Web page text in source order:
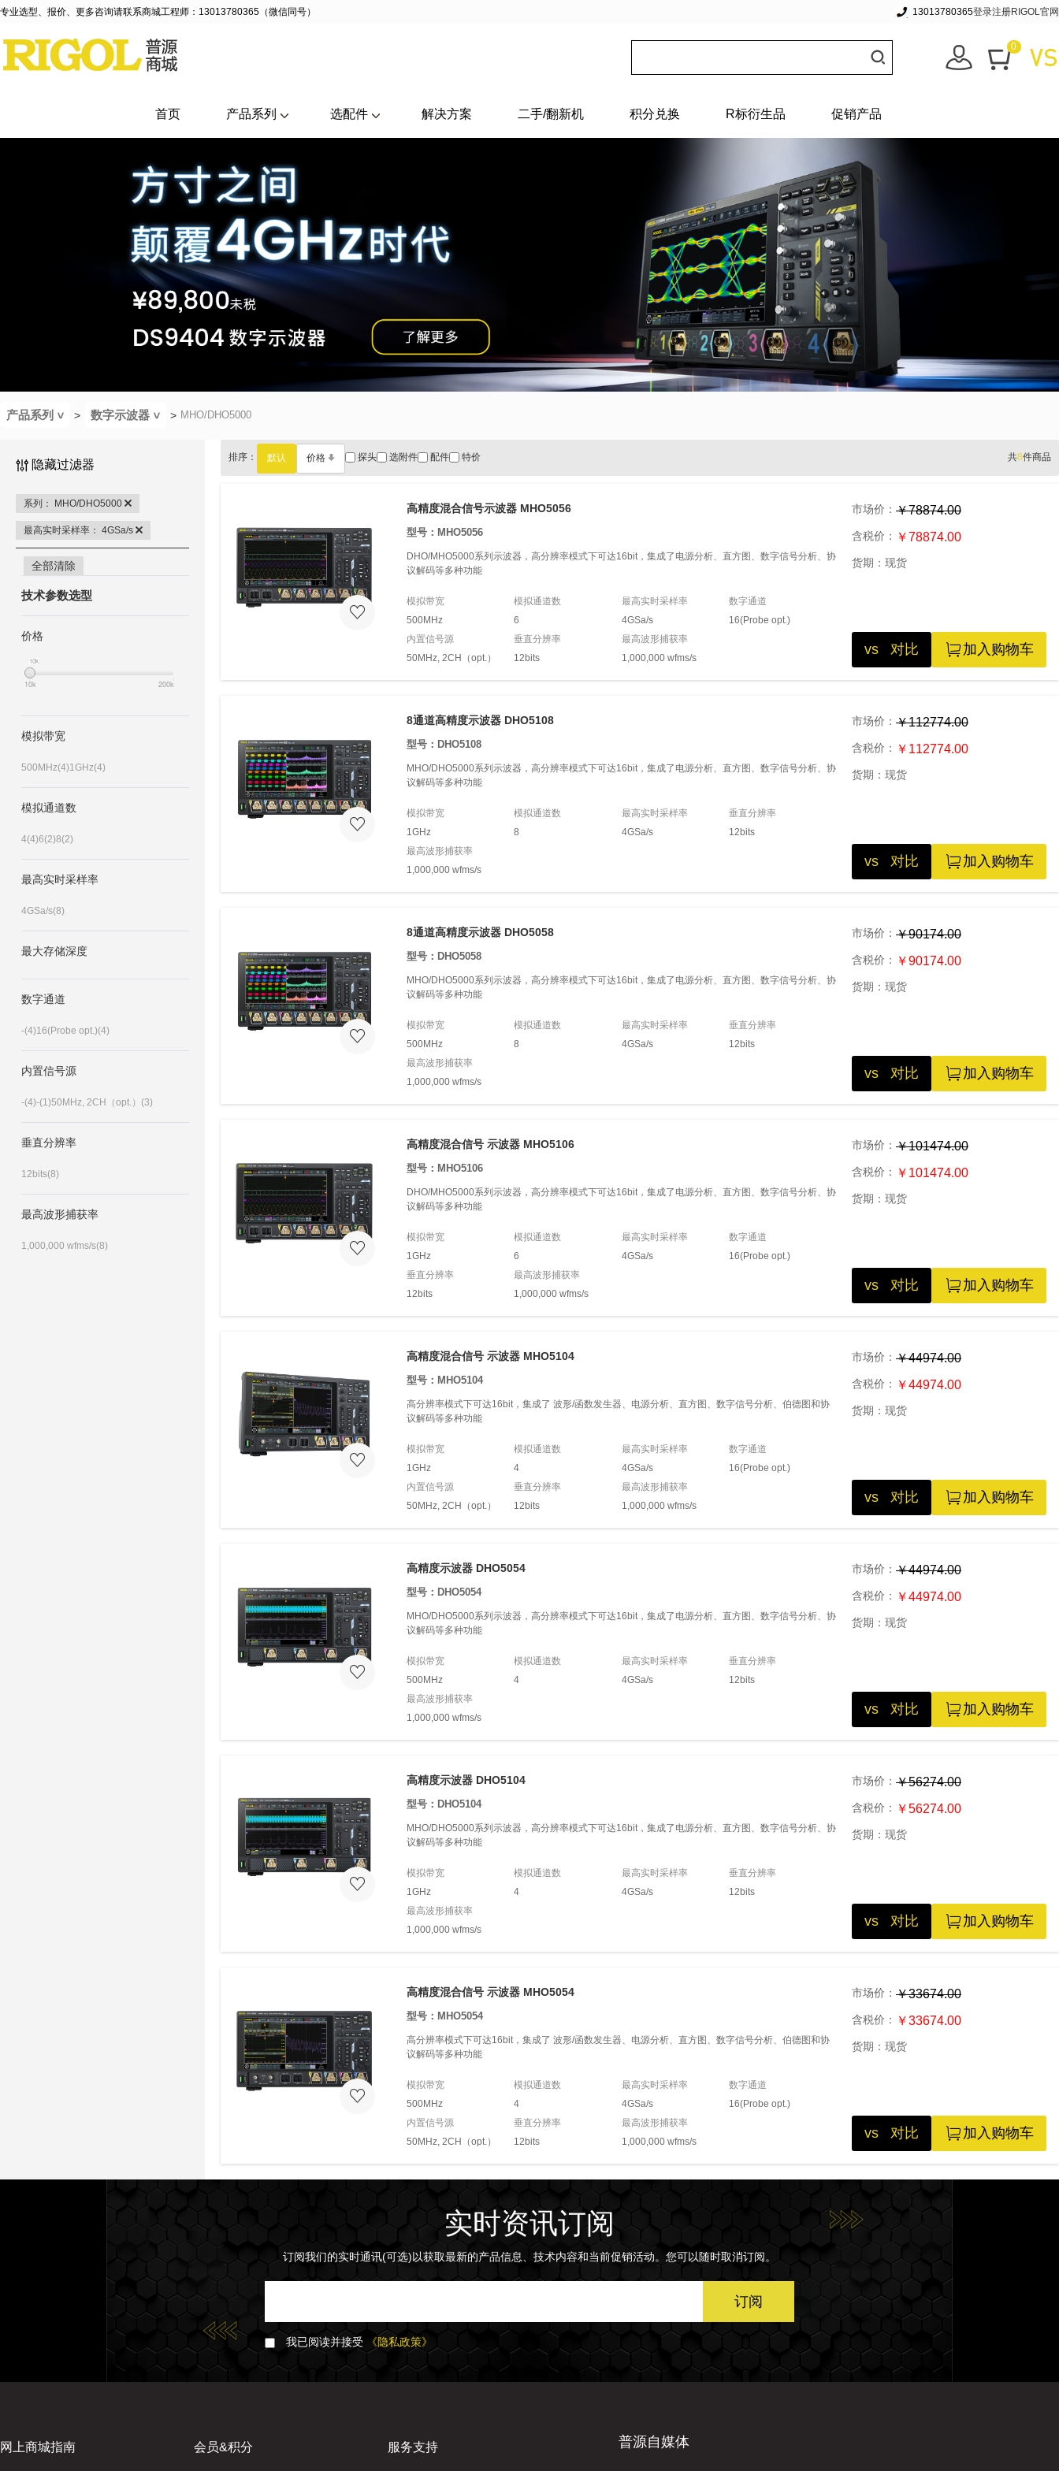
专业选型、报价、更多咨询请联系商城工程师：13013780365（微信同号） 13013780365登录注册RIGOL官网
0
首页 产品系列 选配件 解决方案 二手/翻新机 积分兑换 R标衍生品 促销产品
产品系列 > 数字示波器 > MHO/DHO5000
隐藏过滤器
系列： MHO/DHO5000
最高实时采样率： 4GSa/s
全部清除
技术参数选型
价格
10k
10k
10k 200k
模拟带宽
500MHz(4)1GHz(4)
模拟通道数
4(4)6(2)8(2)
最高实时采样率
4GSa/s(8)
最大存储深度
数字通道
-(4)16(Probe opt.)(4)
内置信号源
-(4)-(1)50MHz, 2CH（opt.）(3)
垂直分辨率
12bits(8)
最高波形捕获率
1,000,000 wfms/s(8)
排序： 默认 价格 探头 选附件 配件 特价 共8件商品
高精度混合信号示波器 MHO5056
型号：MHO5056
DHO/MHO5000系列示波器，高分辨率模式下可达16bit，集成了电源分析、直方图、数字信号分析、协
议解码等多种功能
模拟带宽
500MHz
模拟通道数
6
最高实时采样率
4GSa/s
数字通道
16(Probe opt.)
内置信号源
50MHz, 2CH（opt.）
垂直分辨率
12bits
最高波形捕获率
1,000,000 wfms/s
市场价： ￥78874.00
含税价： ￥78874.00
货期： 现货
vs 对比 加入购物车
8通道高精度示波器 DHO5108
型号：DHO5108
MHO/DHO5000系列示波器，高分辨率模式下可达16bit，集成了电源分析、直方图、数字信号分析、协
议解码等多种功能
模拟带宽
1GHz
模拟通道数
8
最高实时采样率
4GSa/s
垂直分辨率
12bits
最高波形捕获率
1,000,000 wfms/s
市场价： ￥112774.00
含税价： ￥112774.00
货期： 现货
vs 对比 加入购物车
8通道高精度示波器 DHO5058
型号：DHO5058
MHO/DHO5000系列示波器，高分辨率模式下可达16bit，集成了电源分析、直方图、数字信号分析、协
议解码等多种功能
模拟带宽
500MHz
模拟通道数
8
最高实时采样率
4GSa/s
垂直分辨率
12bits
最高波形捕获率
1,000,000 wfms/s
市场价： ￥90174.00
含税价： ￥90174.00
货期： 现货
vs 对比 加入购物车
高精度混合信号 示波器 MHO5106
型号：MHO5106
DHO/MHO5000系列示波器，高分辨率模式下可达16bit，集成了电源分析、直方图、数字信号分析、协
议解码等多种功能
模拟带宽
1GHz
模拟通道数
6
最高实时采样率
4GSa/s
数字通道
16(Probe opt.)
垂直分辨率
12bits
最高波形捕获率
1,000,000 wfms/s
市场价： ￥101474.00
含税价： ￥101474.00
货期： 现货
vs 对比 加入购物车
高精度混合信号 示波器 MHO5104
型号：MHO5104
高分辨率模式下可达16bit，集成了 波形/函数发生器、电源分析、直方图、数字信号分析、伯德图和协
议解码等多种功能
模拟带宽
1GHz
模拟通道数
4
最高实时采样率
4GSa/s
数字通道
16(Probe opt.)
内置信号源
50MHz, 2CH（opt.）
垂直分辨率
12bits
最高波形捕获率
1,000,000 wfms/s
市场价： ￥44974.00
含税价： ￥44974.00
货期： 现货
vs 对比 加入购物车
高精度示波器 DHO5054
型号：DHO5054
MHO/DHO5000系列示波器，高分辨率模式下可达16bit，集成了电源分析、直方图、数字信号分析、协
议解码等多种功能
模拟带宽
500MHz
模拟通道数
4
最高实时采样率
4GSa/s
垂直分辨率
12bits
最高波形捕获率
1,000,000 wfms/s
市场价： ￥44974.00
含税价： ￥44974.00
货期： 现货
vs 对比 加入购物车
高精度示波器 DHO5104
型号：DHO5104
MHO/DHO5000系列示波器，高分辨率模式下可达16bit，集成了电源分析、直方图、数字信号分析、协
议解码等多种功能
模拟带宽
1GHz
模拟通道数
4
最高实时采样率
4GSa/s
垂直分辨率
12bits
最高波形捕获率
1,000,000 wfms/s
市场价： ￥56274.00
含税价： ￥56274.00
货期： 现货
vs 对比 加入购物车
高精度混合信号 示波器 MHO5054
型号：MHO5054
高分辨率模式下可达16bit，集成了 波形/函数发生器、电源分析、直方图、数字信号分析、伯德图和协
议解码等多种功能
模拟带宽
500MHz
模拟通道数
4
最高实时采样率
4GSa/s
数字通道
16(Probe opt.)
内置信号源
50MHz, 2CH（opt.）
垂直分辨率
12bits
最高波形捕获率
1,000,000 wfms/s
市场价： ￥33674.00
含税价： ￥33674.00
货期： 现货
vs 对比 加入购物车
实时资讯订阅
订阅我们的实时通讯(可选)以获取最新的产品信息、技术内容和当前促销活动。您可以随时取消订阅。
订阅
我已阅读并接受 《隐私政策》
网上商城指南 会员&积分 服务支持 普源自媒体